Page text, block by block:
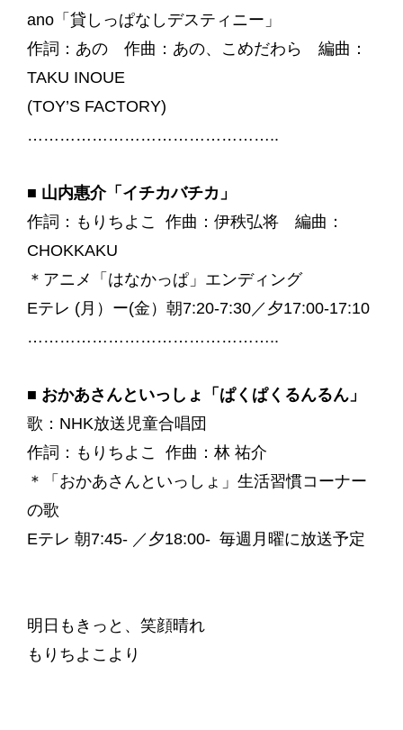
ano「貸しっぱなしデスティニー」
作詞：あの 作曲：あの、こめだわら 編曲：
TAKU INOUE
(TOY’S FACTORY)
………………………………………..
■ 山内惠介「イチカバチカ」
作詞：もりちよこ 作曲：伊秩弘将 編曲：
CHOKKAKU
＊アニメ「はなかっぱ」エンディング
Eテレ (月）ー(金）朝7:20-7:30／夕17:00-17:10
………………………………………..
■ おかあさんといっしょ「ぱくぱくるんるん」
歌：NHK放送児童合唱団
作詞：もりちよこ 作曲：林 祐介
＊「おかあさんといっしょ」生活習慣コーナー
の歌
Eテレ 朝7:45- ／夕18:00- 毎週月曜に放送予定
明日もきっと、笑顔晴れ
もりちよこより